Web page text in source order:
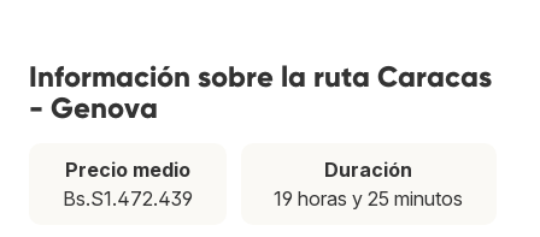
Información sobre la ruta Caracas
- Genova
Precio medio
Bs.S1.472.439
Duración
19 horas y 25 minutos